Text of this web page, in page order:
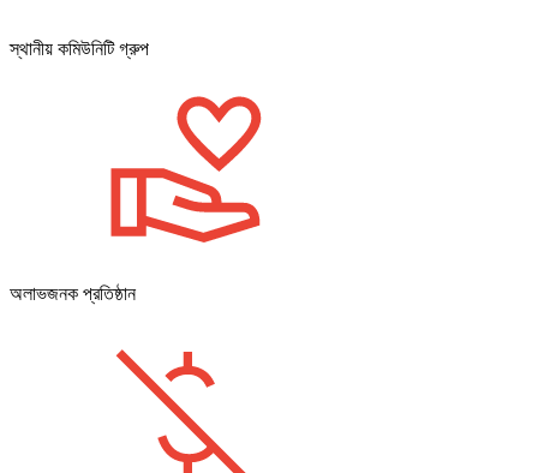
স্থানীয় কমিউনিটি গ্রুপ
অলাভজনক প্রতিষ্ঠান